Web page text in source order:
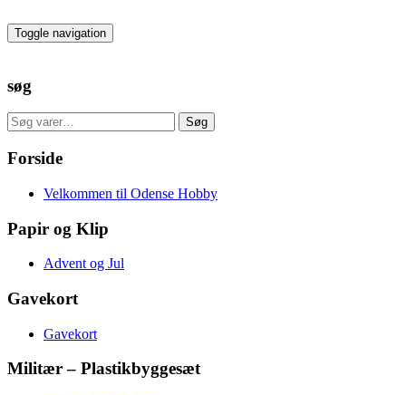
to
the
Toggle navigation
søg
Søg
efter:
Søg
Forside
Velkommen til Odense Hobby
Papir og Klip
Advent og Jul
Gavekort
Gavekort
Militær – Plastikbyggesæt